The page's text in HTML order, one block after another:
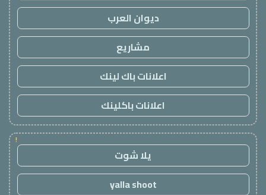
ديوان العرب
مشاريع
اعلانات باك لينك
اعلانات باكلينك
!
يلا شوت
yalla shoot